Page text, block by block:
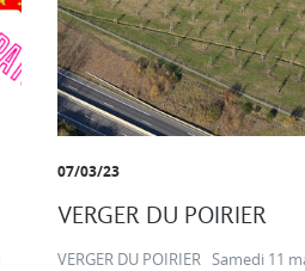
07/03/23
VERGER DU POIRIER
VERGER DU POIRIER Samedi 11